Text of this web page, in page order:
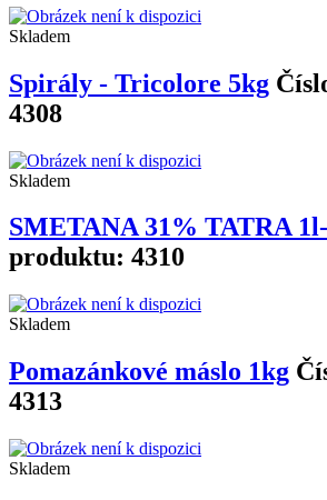
Skladem
Spirály - Tricolore 5kg
4308
Skladem
SMETANA 31% TATRA
produktu: 4310
Skladem
Pomazánkové máslo 1kg
4313
Skladem